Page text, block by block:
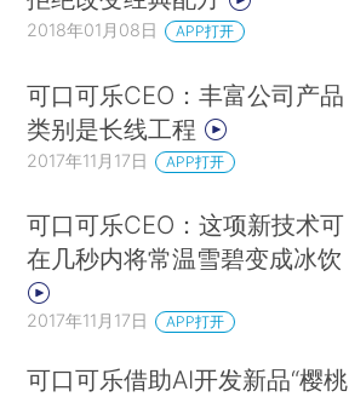
2018年01月08日 APP打开
可口可乐CEO：丰富公司产品
类别是长线工程
2017年11月17日 APP打开
可口可乐CEO：这项新技术可
在几秒内将常温雪碧变成冰饮
2017年11月17日 APP打开
可口可乐借助AI开发新品“樱桃